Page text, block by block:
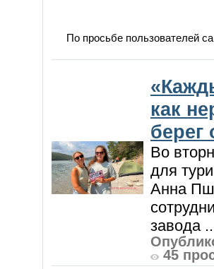
По просьбе пользователей
как
берег
Во
для
Анна
завода
45